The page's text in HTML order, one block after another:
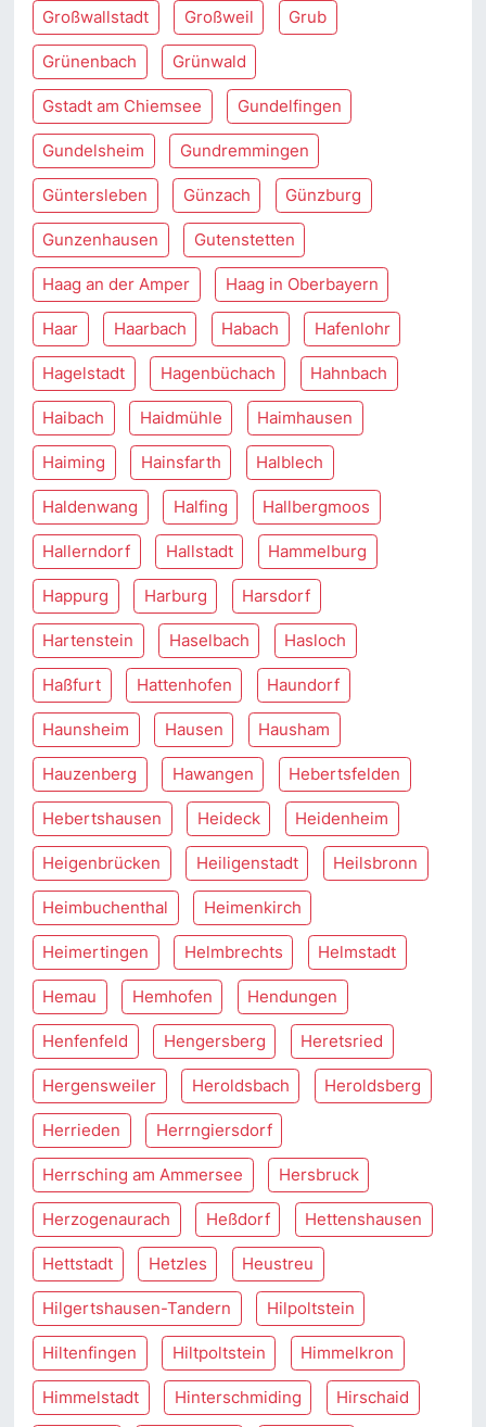
Großwallstadt Großweil Grub
Grünenbach Grünwald
Gstadt am Chiemsee Gundelfingen
Gundelsheim Gundremmingen
Güntersleben Günzach Günzburg
Gunzenhausen Gutenstetten
Haag an der Amper Haag in Oberbayern
Haar Haarbach Habach Hafenlohr
Hagelstadt Hagenbüchach Hahnbach
Haibach Haidmühle Haimhausen
Haiming Hainsfarth Halblech
Haldenwang Halfing Hallbergmoos
Hallerndorf Hallstadt Hammelburg
Happurg Harburg Harsdorf
Hartenstein Haselbach Hasloch
Haßfurt Hattenhofen Haundorf
Haunsheim Hausen Hausham
Hauzenberg Hawangen Hebertsfelden
Hebertshausen Heideck Heidenheim
Heigenbrücken Heiligenstadt Heilsbronn
Heimbuchenthal Heimenkirch
Heimertingen Helmbrechts Helmstadt
Hemau Hemhofen Hendungen
Henfenfeld Hengersberg Heretsried
Hergensweiler Heroldsbach Heroldsberg
Herrieden Herrngiersdorf
Herrsching am Ammersee Hersbruck
Herzogenaurach Heßdorf Hettenshausen
Hettstadt Hetzles Heustreu
Hilgertshausen-Tandern Hilpoltstein
Hiltenfingen Hiltpoltstein Himmelkron
Himmelstadt Hinterschmiding Hirschaid